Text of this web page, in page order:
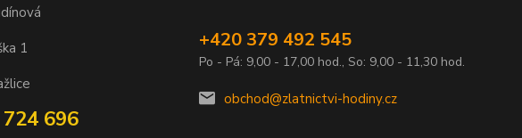
1
696
+420 379 492 545
Po - Pá: 9,00 - 17,00 hod., So: 9,00 - 11,30 hod.
obchod@zlatnictvi-hodiny.cz